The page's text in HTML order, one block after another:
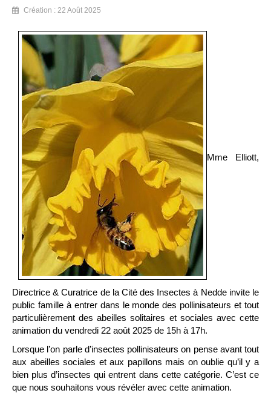
Création : 22 Août 2025
Mme Elliott,
Directrice & Curatrice de la Cité des Insectes à Nedde invite le
public famille à entrer dans le monde des pollinisateurs et tout
particulièrement des abeilles solitaires et sociales avec cette
animation du vendredi 22 août 2025 de 15h à 17h.
Lorsque l’on parle d’insectes pollinisateurs on pense avant tout
aux abeilles sociales et aux papillons mais on oublie qu’il y a
bien plus d’insectes qui entrent dans cette catégorie. C’est ce
que nous souhaitons vous révéler avec cette animation.